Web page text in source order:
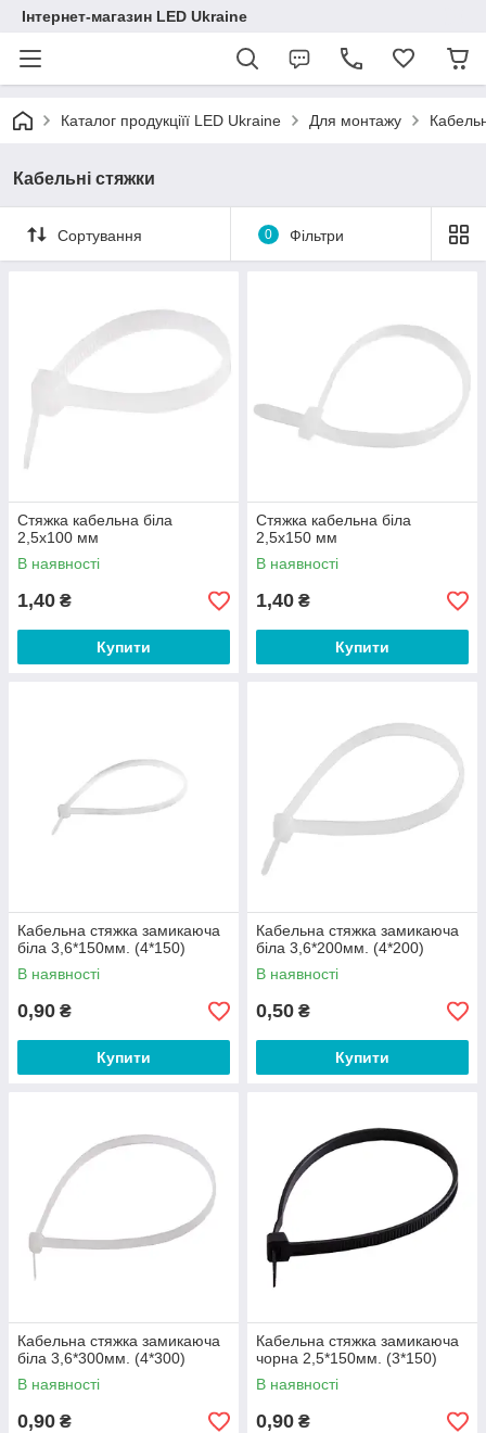
Інтернет-магазин LED Ukraine
Каталог продукціїї LED Ukraine Для монтажу
Кабельні стяжки
Сортування 0 Фільтри
Стяжка кабельна біла
2,5х100 мм
В наявності
1,40 ₴
Купити
Стяжка кабельна біла
2,5х150 мм
В наявності
1,40 ₴
Купити
Кабельна стяжка замикаюча
біла 3,6*150мм. (4*150)
В наявності
0,90 ₴
Купити
Кабельна стяжка замикаюча
біла 3,6*200мм. (4*200)
В наявності
0,50 ₴
Купити
Кабельна стяжка замикаюча
біла 3,6*300мм. (4*300)
В наявності
0,90 ₴
Кабельна стяжка замикаюча
чорна 2,5*150мм. (3*150)
В наявності
0,90 ₴